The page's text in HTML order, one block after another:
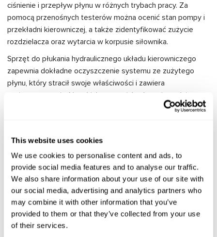
This website uses cookies
We use cookies to personalise content and ads, to
provide social media features and to analyse our traffic.
We also share information about your use of our site with
our social media, advertising and analytics partners who
may combine it with other information that you’ve
provided to them or that they’ve collected from your use
of their services.
ciśnienie i przepływ płynu w różnych trybach pracy. Za
pomocą przenośnych testerów można ocenić stan pompy i
przekładni kierowniczej, a także zidentyfikować zużycie
rozdzielacza oraz wytarcia w korpusie siłownika.
Sprzęt do płukania hydraulicznego układu kierowniczego
zapewnia dokładne oczyszczenie systemu ze zużytego
płynu, który stracił swoje właściwości i zawiera
zanieczyszczenia. Na takich stanowiskach można także
testować sprawność komponentów systemu HPS -
wykonują równomierne polerowanie powierzchni drążka,
przywracając sprawność częściom, których wymiana często
bywa problematyczna. Regeneracja drążka jest znacznie
tańsza niż wymiana całej przekładni kierowniczej, co czyni tę
usługę ekonomicznie atrakcyjną dla klientów warsztatów.
Możliwości techniczne